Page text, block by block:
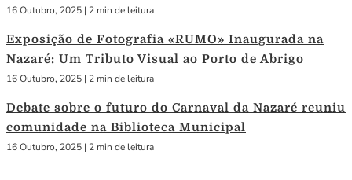
16 Outubro, 2025 | 2 min de leitura
Exposição de Fotografia «RUMO» Inaugurada na
Nazaré: Um Tributo Visual ao Porto de Abrigo
16 Outubro, 2025 | 2 min de leitura
Debate sobre o futuro do Carnaval da Nazaré reuniu
comunidade na Biblioteca Municipal
16 Outubro, 2025 | 2 min de leitura